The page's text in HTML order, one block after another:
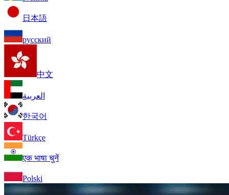
日本語
русский
中文
العربية
한국어
Türkçe
एक भाषा चुनें
Polski